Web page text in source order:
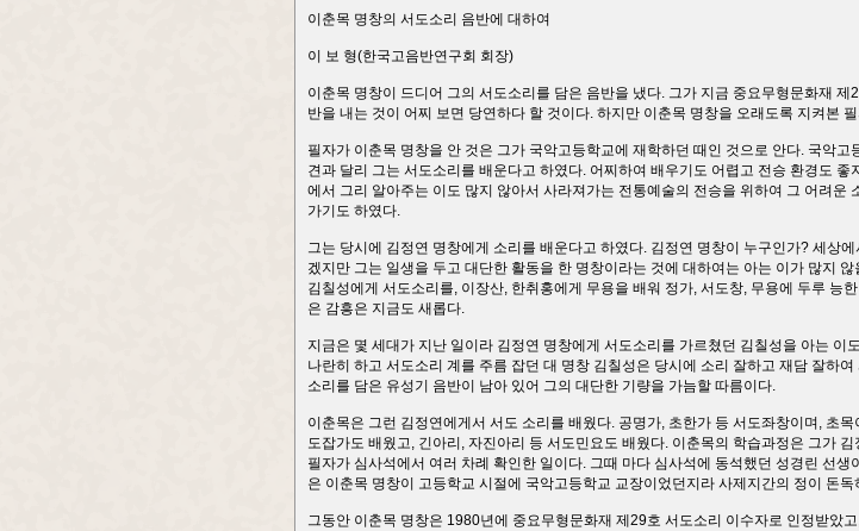
이춘목 명창의 서도소리 음반에 대하여
이 보 형(한국고음반연구회 회장)
이춘목 명창이 드디어 그의 서도소리를 담은 음반을 냈다. 그가 지금 중요무형문화재
반을 내는 것이 어찌 보면 당연하다 할 것이다. 하지만 이춘목 명창을 오래도록 지켜본
필자가 이춘목 명창을 안 것은 그가 국악고등학교에 재학하던 때인 것으로 안다. 국악
견과 달리 그는 서도소리를 배운다고 하였다. 어찌하여 배우기도 어렵고 전승 환경도
에서 그리 알아주는 이도 많지 않아서 사라져가는 전통예술의 전승을 위하여 그 어려운
가기도 하였다.
그는 당시에 김정연 명창에게 소리를 배운다고 하였다. 김정연 명창이 누구인가? 세상
겠지만 그는 일생을 두고 대단한 활동을 한 명창이라는 것에 대하여는 아는 이가 많지
김칠성에게 서도소리를, 이장산, 한취홍에게 무용을 배워 정가, 서도창, 무용에 두루 능
은 감흥은 지금도 새롭다.
지금은 몇 세대가 지난 일이라 김정연 명창에게 서도소리를 가르쳤던 김칠성을 아는
나란히 하고 서도소리 계를 주름 잡던 대 명창 김칠성은 당시에 소리 잘하고 재담 잘하
소리를 담은 유성기 음반이 남아 있어 그의 대단한 기량을 가늠할 따름이다.
이춘목은 그런 김정연에게서 서도 소리를 배웠다. 공명가, 초한가 등 서도좌창이며, 초
도잡가도 배웠고, 긴아리, 자진아리 등 서도민요도 배웠다. 이춘목의 학습과정은 그가
필자가 심사석에서 여러 차례 확인한 일이다. 그때 마다 심사석에 동석했던 성경린 선
은 이춘목 명창이 고등학교 시절에 국악고등학교 교장이었던지라 사제지간의 정이 돈독
그동안 이춘목 명창은 1980년에 중요무형문화재 제29호 서도소리 이수자로 인정받았